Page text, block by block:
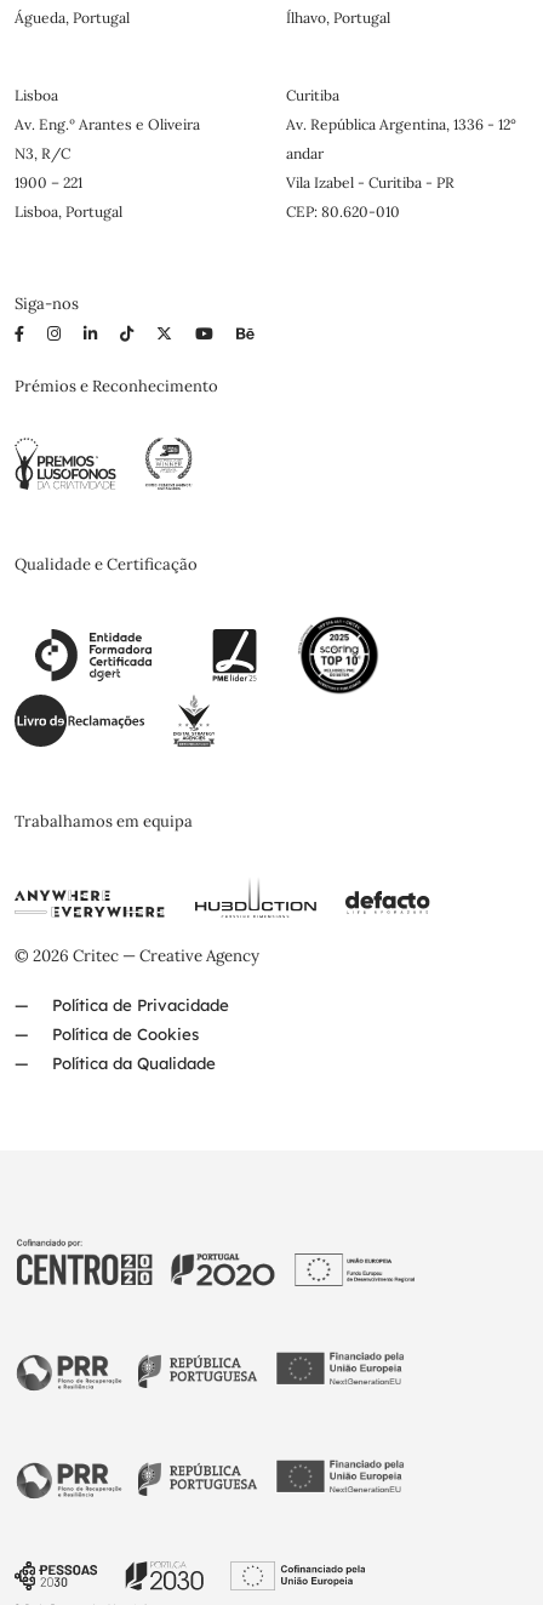
Águeda, Portugal
Ílhavo, Portugal
Lisboa
Av. Eng.º Arantes e Oliveira
N3, R/C
1900 – 221
Lisboa, Portugal
Curitiba
Av. República Argentina, 1336 - 12°
andar
Vila Izabel - Curitiba - PR
CEP: 80.620-010
Siga-nos
Prémios e Reconhecimento
Qualidade e Certificação
Trabalhamos em equipa
© 2026 Critec — Creative Agency
Política de Privacidade
Política de Cookies
Política da Qualidade